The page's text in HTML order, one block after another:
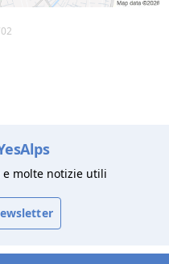
molte notizie utili